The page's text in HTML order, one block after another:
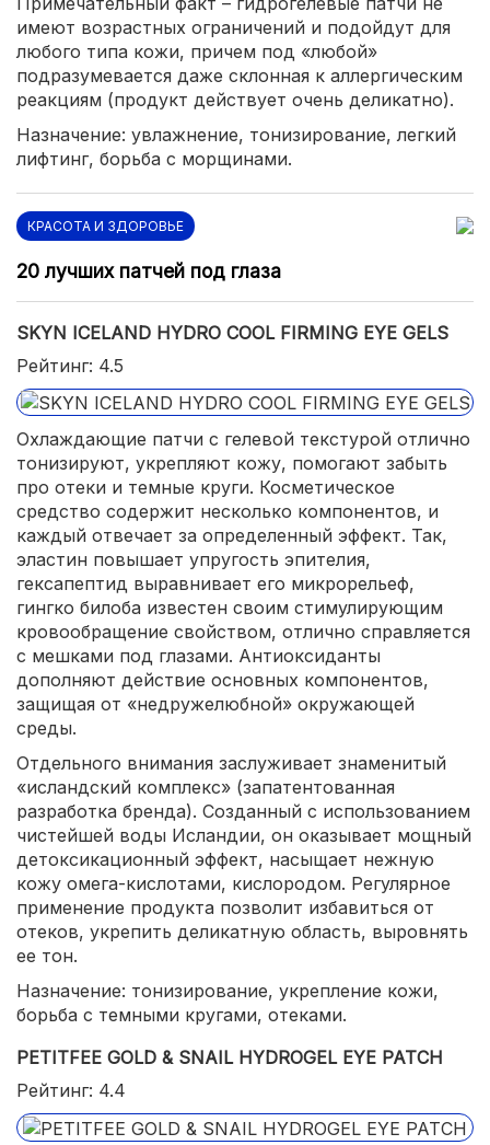
имеют возрастных ограничений и подойдут для
любого типа кожи, причем под «любой»
подразумевается даже склонная к аллергическим
реакциям (продукт действует очень деликатно).
Назначение: увлажнение, тонизирование, легкий
лифтинг, борьба с морщинами.
КРАСОТА И ЗДОРОВЬЕ
20 лучших патчей под глаза
SKYN ICELAND HYDRO COOL FIRMING EYE GELS
Рейтинг: 4.5
Охлаждающие патчи с гелевой текстурой отлично
тонизируют, укрепляют кожу, помогают забыть
про отеки и темные круги. Косметическое
средство содержит несколько компонентов, и
каждый отвечает за определенный эффект. Так,
эластин повышает упругость эпителия,
гексапептид выравнивает его микрорельеф,
гингко билоба известен своим стимулирующим
кровообращение свойством, отлично справляется
с мешками под глазами. Антиоксиданты
дополняют действие основных компонентов,
защищая от «недружелюбной» окружающей
среды.
Отдельного внимания заслуживает знаменитый
«исландский комплекс» (запатентованная
разработка бренда). Созданный с использованием
чистейшей воды Исландии, он оказывает мощный
детоксикационный эффект, насыщает нежную
кожу омега-кислотами, кислородом. Регулярное
применение продукта позволит избавиться от
отеков, укрепить деликатную область, выровнять
ее тон.
Назначение: тонизирование, укрепление кожи,
борьба с темными кругами, отеками.
PETITFEE GOLD & SNAIL HYDROGEL EYE PATCH
Рейтинг: 4.4